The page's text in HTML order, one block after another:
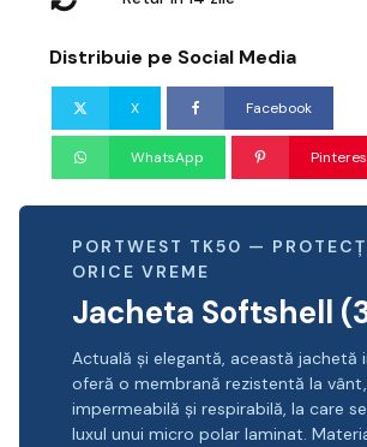
Distribuie pe Social Media
X Facebook
WhatsApp
PORTWEST TK50 —
ORICE VREME
Jacheta Softshell
Actuală și elegantă, această jachetă
oferă o membrană rezistentă la vânt,
impermeabilă și respirabilă, la care
luxul unui micro polar laminat.